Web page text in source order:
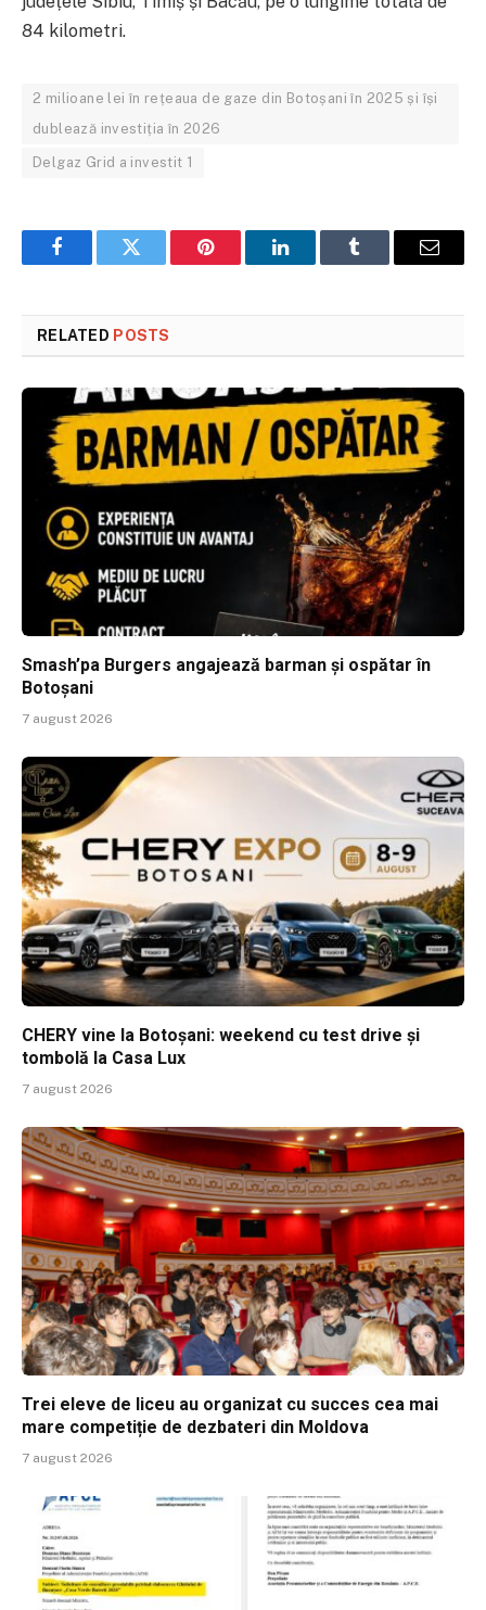
84 kilometri.
2 milioane lei în rețeaua de gaze din Botoșani în 2025 și își
dublează investiția în 2026
Delgaz Grid a investit 1
FacebookTwitter Pinterest LinkedInTumblr Email
RELATED POSTS
Smash’pa Burgers angajează barman și ospătar în
Botoșani
7 august 2026
CHERY vine la Botoșani: weekend cu test drive și
tombolă la Casa Lux
7 august 2026
Trei eleve de liceu au organizat cu succes cea mai
mare competiție de dezbateri din Moldova
7 august 2026